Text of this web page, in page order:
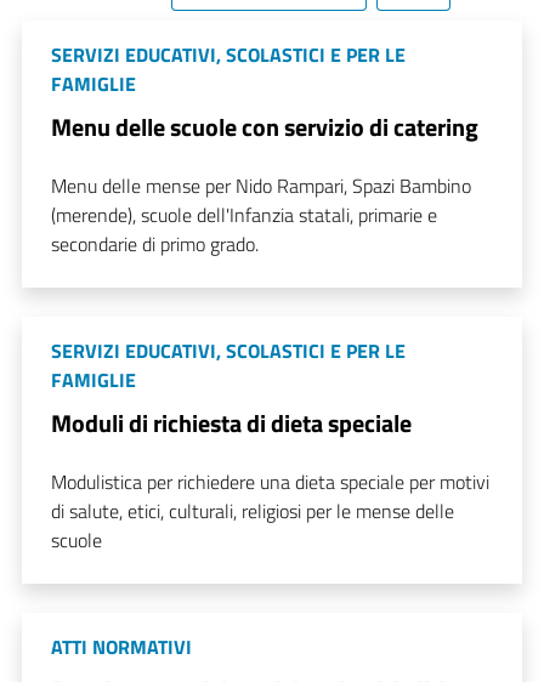
SERVIZI EDUCATIVI, SCOLASTICI E PER LE
FAMIGLIE
Menu delle scuole con servizio di catering
Menu delle mense per Nido Rampari, Spazi Bambino
(merende), scuole dell'Infanzia statali, primarie e
secondarie di primo grado.
SERVIZI EDUCATIVI, SCOLASTICI E PER LE
FAMIGLIE
Moduli di richiesta di dieta speciale
Modulistica per richiedere una dieta speciale per motivi
di salute, etici, culturali, religiosi per le mense delle
scuole
ATTI NORMATIVI